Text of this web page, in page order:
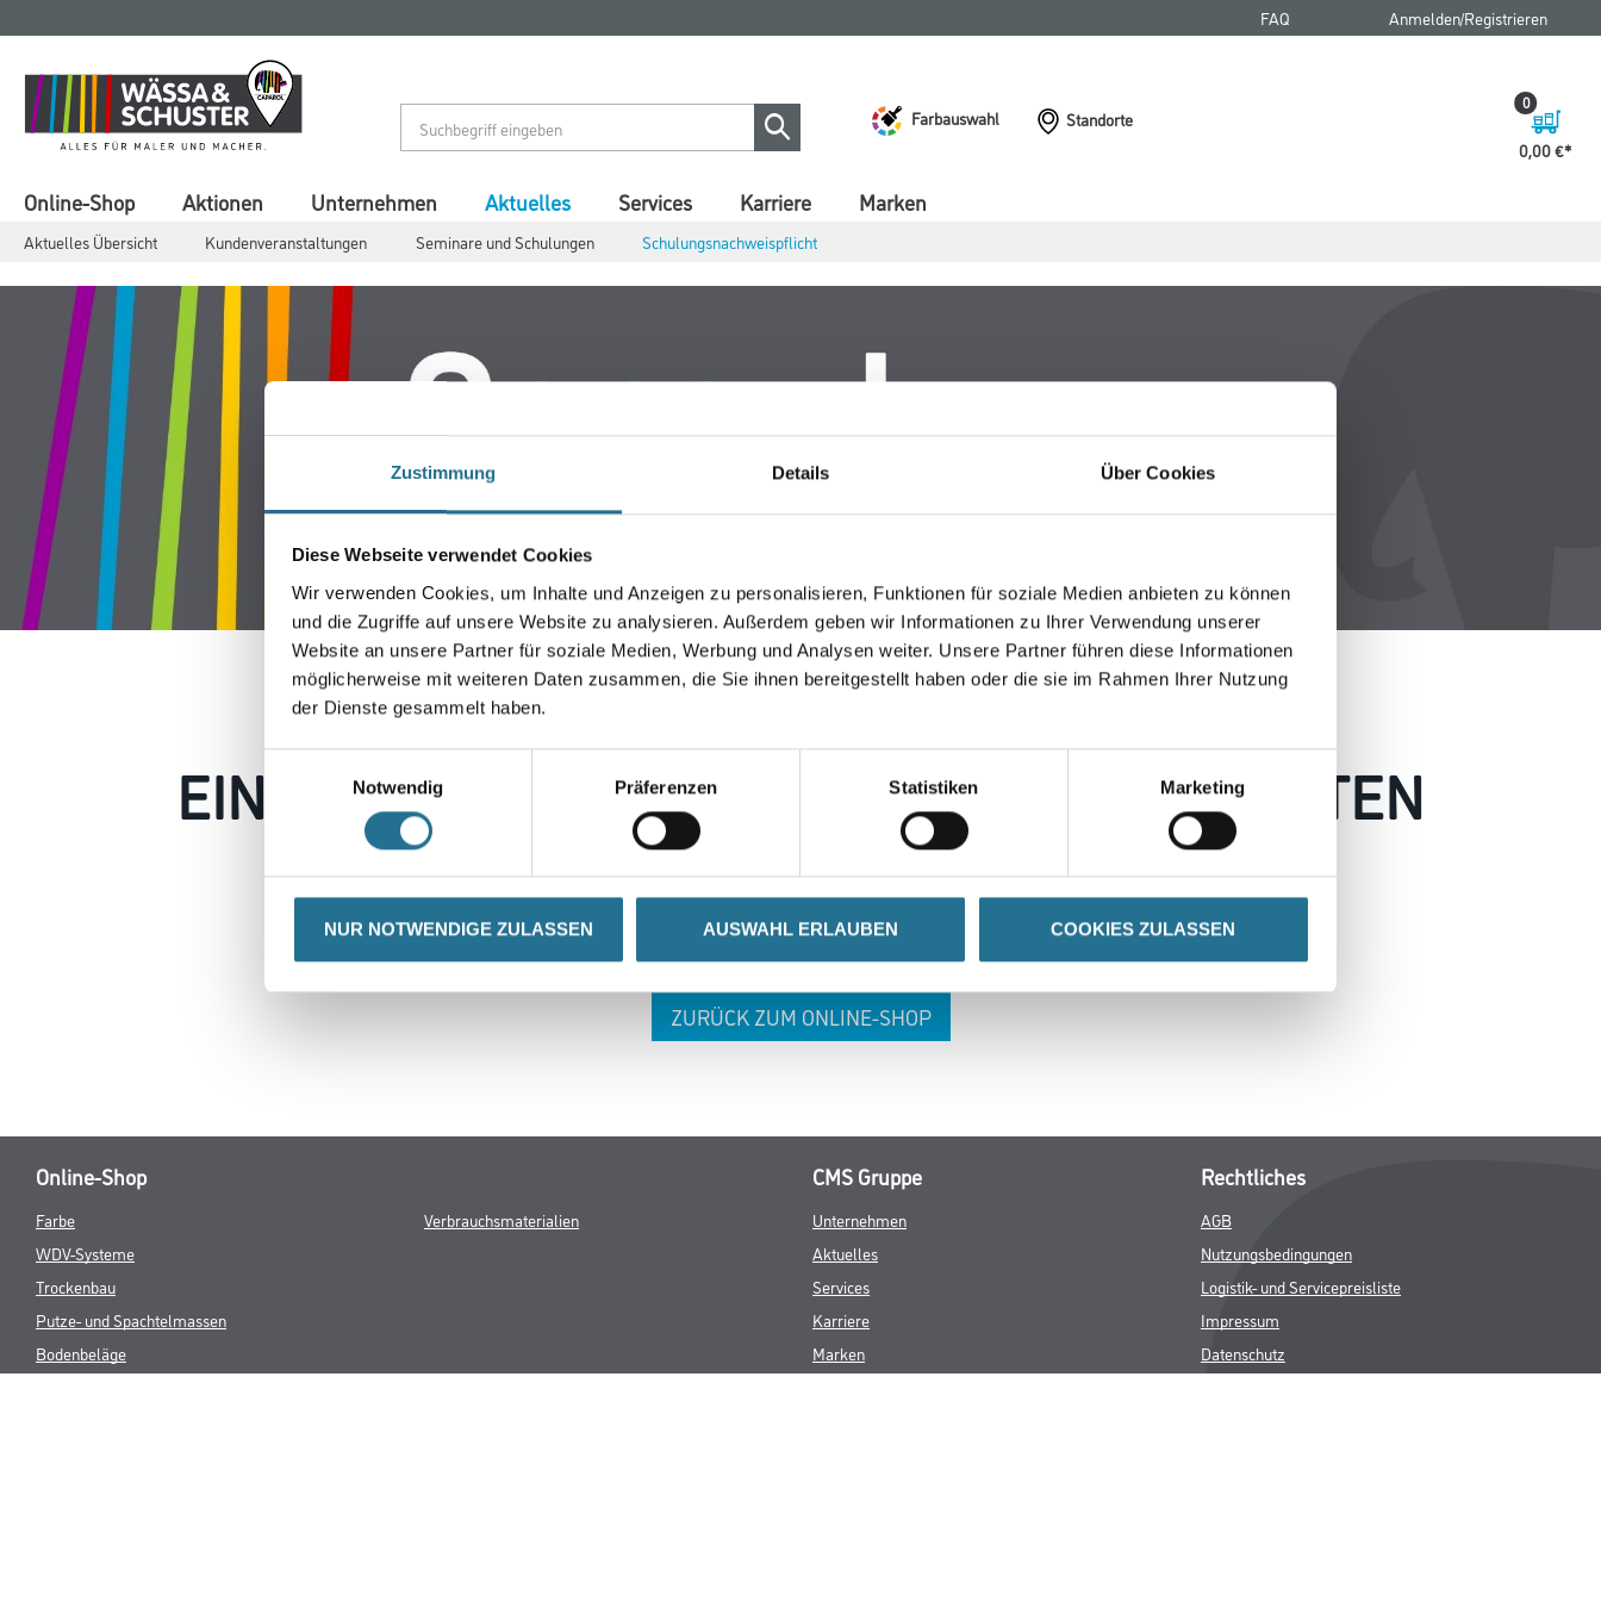
Zustimmung Details Über Cookies
Diese Webseite verwendet Cookies
Wir verwenden Cookies, um Inhalte und Anzeigen zu personalisieren, Funktionen für soziale Medien anbieten zu können
und die Zugriffe auf unsere Website zu analysieren. Außerdem geben wir Informationen zu Ihrer Verwendung unserer
Website an unsere Partner für soziale Medien, Werbung und Analysen weiter. Unsere Partner führen diese Informationen
möglicherweise mit weiteren Daten zusammen, die Sie ihnen bereitgestellt haben oder die sie im Rahmen Ihrer Nutzung
der Dienste gesammelt haben.
Notwendig
Präferenzen Statistiken Marketing
NUR NOTWENDIGE ZULASSEN AUSWAHL ERLAUBEN COOKIES ZULASSEN
springen
springen
FAQ Anmelden/Registrieren
Farbauswahl
Standorte
0,00 €
0
Online-Shop Aktionen Unternehmen Aktuelles
Aktuelles Übersicht Kundenveranstaltungen Seminare und Schulungen Schulungsnachweispflicht
Services Karriere Marken
EIN KLEINER ZWISCHENFALL IST AUFGETRETEN
Erkunden Sie in der Zwischenzeit unseren Online-Shop und lassen Sie sich inspirieren.
ZURÜCK ZUM ONLINE-SHOP
Online-Shop
Farbe
WDV-Systeme
Trockenbau
Putze- und Spachtelmassen
Bodenbeläge
Verbrauchsmaterialien
CMS Gruppe
Unternehmen
Aktuelles
Services
Karriere
Marken
Rechtliches
AGB
Nutzungsbedingungen
Logistik- und Servicepreisliste
Impressum
Datenschutz